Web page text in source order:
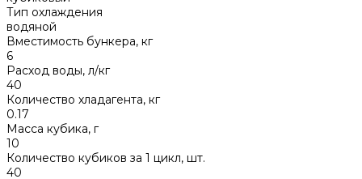
Тип охлаждения
водяной
Вместимость бункера, кг
6
Расход воды, л/кг
40
Количество хладагента, кг
0.17
Масса кубика, г
10
Количество кубиков за 1 цикл, шт.
40